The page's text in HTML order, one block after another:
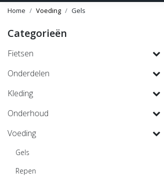
Home Voeding Gels
Categorieën
Fietsen
Onderdelen
Kleding
Onderhoud
Voeding
Gels
Repen